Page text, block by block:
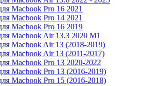
Macbook Pro 16 2021
Macbook Pro 14 2021
Macbook Pro 16 2019
Macbook Air 13.3 2020 M1
Macbook Air 13 (2018-2019)
Macbook Air 13 (2011-2017)
Macbook Pro 13 2020-2022
Macbook Pro 13 (2016-2019)
Macbook Pro 15 (2016-2018)